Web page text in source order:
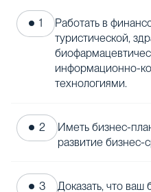
Работать в
туристической,
информационно-
технологиями.
Иметь бизнес-
развитие бизнес-
Доказать, что ваш